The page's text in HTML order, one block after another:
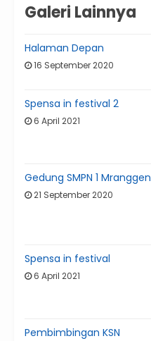
Galeri Lainnya
Halaman Depan
16 September 2020
Spensa in festival 2
6 April 2021
Gedung SMPN 1 Mranggen
21 September 2020
Spensa in festival
6 April 2021
Pembimbingan KSN